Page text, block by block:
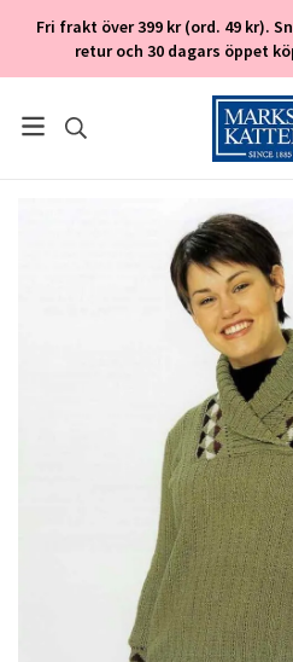
Fri frakt över 399 kr (ord. 49 kr).
retur och 30 dagars öppet